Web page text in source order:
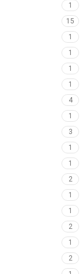
1
15
1
1
1
1
4
1
3
1
1
2
1
1
2
1
2